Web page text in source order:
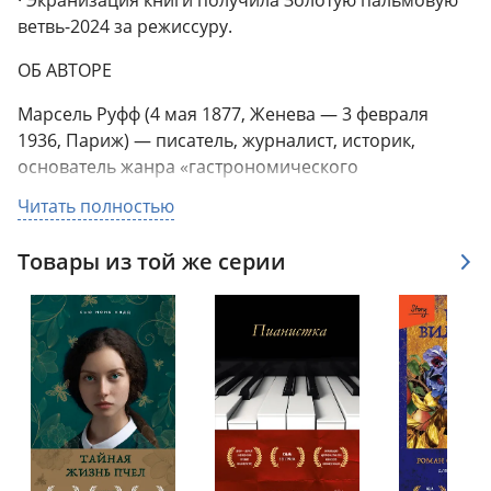
ветвь-2024 за режиссуру.
ОБ АВТОРЕ
Марсель Руфф (4 мая 1877, Женева — 3 февраля
1936, Париж) — писатель, журналист, историк,
основатель жанра «гастрономического
Доден Буффан — мировой судья на пенсии, живет в
небольшом уютном доме со своей гениальной
кухаркой Эжени Шатань. Все свое время он
проводит на кухне за приготовлением
восхитительных блюд или в столовой, в компании
избранных друзей, таких же гурманов, как сам
Доден. Он посвятил свою жизнь изысканной кухне
родной страны, еде и готовке, размышлениям и
Читать полностью
Товары из той же серии